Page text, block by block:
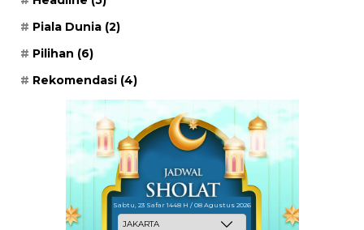
Piala Dunia (2)
Pilihan (6)
Rekomendasi (4)
Sabtu, 23 Safar 1448 H / 08 Agustus 2026